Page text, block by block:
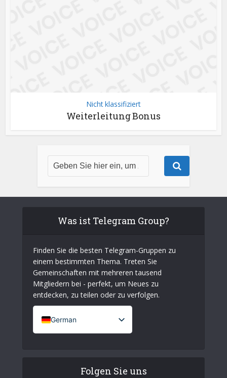
Nicht klassifiziert
Weiterleitung Bonus
Was ist Telegram Group?
Finden Sie die besten Telegram-Gruppen zu
einem bestimmten Thema. Treten Sie
Gemeinschaften mit mehreren tausend
Mitgliedern bei - perfekt, um Neues zu
entdecken, zu teilen oder zu verfolgen.
German
French (France)
Folgen Sie uns